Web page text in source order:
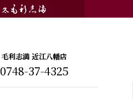
毛利志満 近江八幡店
0748-37-4325